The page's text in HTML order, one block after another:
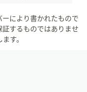
により書かれたもので
するものではありませ
す。